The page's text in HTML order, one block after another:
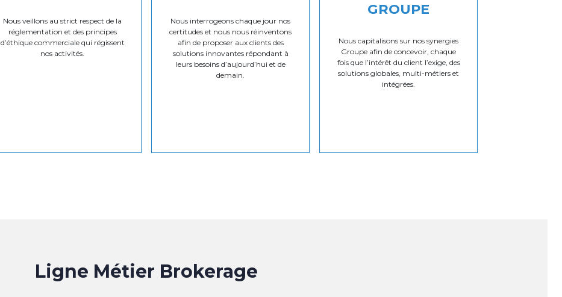
Nous veillons au strict respect de la
réglementation et des principes
d’éthique commerciale qui régissent
nos activités.
Nous interrogeons chaque jour nos
certitudes et nous nous réinventons
afin de proposer aux clients des
solutions innovantes répondant à
leurs besoins d’aujourd’hui et de
demain.
GROUPE
Nous capitalisons sur nos synergies
Groupe afin de concevoir, chaque
fois que l’intérêt du client l’exige, des
solutions globales, multi-métiers et
intégrées.
Ligne Métier Brokerage